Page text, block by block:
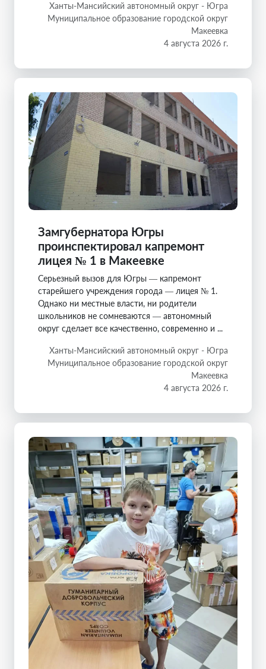
Ханты-Мансийский автономный округ - Югра
Муниципальное образование городской округ
Макеевка
4 августа 2026 г.
Замгубернатора Югры
проинспектировал капремонт
лицея № 1 в Макеевке
Серьезный вызов для Югры — капремонт
старейшего учреждения города — лицея № 1.
Однако ни местные власти, ни родители
школьников не сомневаются — автономный
округ сделает все качественно, современно и ...
Ханты-Мансийский автономный округ - Югра
Муниципальное образование городской округ
Макеевка
4 августа 2026 г.